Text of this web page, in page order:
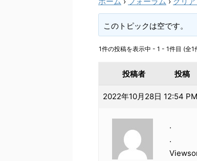
このトピックは空です。
1件の投稿を表示中 - 1 - 1件目 (全1
投稿者 投稿
2022年10月28日 12:54 PM
.
.